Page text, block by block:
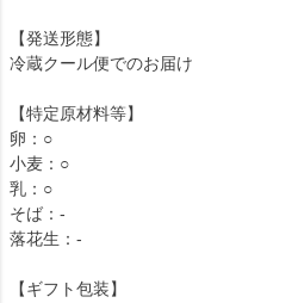
【発送形態】
冷蔵クール便でのお届け
【特定原材料等】
卵：○
小麦：○
乳：○
そば：-
落花生：-
【ギフト包装】